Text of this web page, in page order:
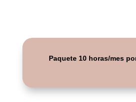
Paquete 10 horas/mes